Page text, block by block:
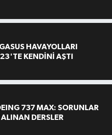
HAVAYOLLARI
KENDİNİ AŞTI
737 MAX: SORUNLAR
DERSLER